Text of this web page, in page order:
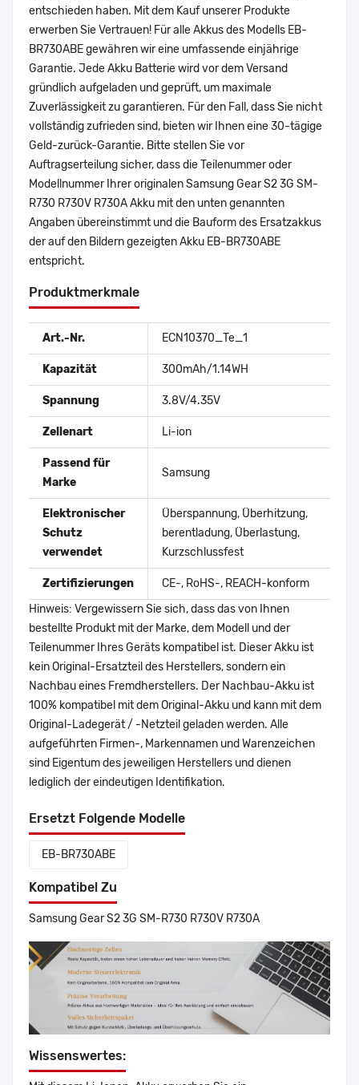
entschieden haben. Mit dem Kauf unserer Produkte
erwerben Sie Vertrauen! Für alle Akkus des Modells EB-
BR730ABE gewähren wir eine umfassende einjährige
Garantie. Jede Akku Batterie wird vor dem Versand
gründlich aufgeladen und geprüft, um maximale
Zuverlässigkeit zu garantieren. Für den Fall, dass Sie nicht
vollständig zufrieden sind, bieten wir Ihnen eine 30-tägige
Geld-zurück-Garantie. Bitte stellen Sie vor
Auftragserteilung sicher, dass die Teilenummer oder
Modellnummer Ihrer originalen Samsung Gear S2 3G SM-
R730 R730V R730A Akku mit den unten genannten
Angaben übereinstimmt und die Bauform des Ersatzakkus
der auf den Bildern gezeigten Akku EB-BR730ABE
entspricht.
Produktmerkmale
Art.-Nr. ECN10370_Te_1
Kapazität 300mAh/1.14WH
Spannung 3.8V/4.35V
Zellenart Li-ion
Passend für
Marke
Samsung
Elektronischer
Schutz
verwendet
Überspannung, Überhitzung,
berentladung, Überlastung,
Kurzschlussfest
Zertifizierungen
CE-, RoHS-, REACH-konform
Hinweis: Vergewissern Sie sich, dass das von Ihnen
bestellte Produkt mit der Marke, dem Modell und der
Teilenummer Ihres Geräts kompatibel ist. Dieser Akku ist
kein Original-Ersatzteil des Herstellers, sondern ein
Nachbau eines Fremdherstellers. Der Nachbau-Akku ist
100% kompatibel mit dem Original-Akku und kann mit dem
Original-Ladegerät / -Netzteil geladen werden. Alle
aufgeführten Firmen-, Markennamen und Warenzeichen
sind Eigentum des jeweiligen Herstellers und dienen
lediglich der eindeutigen Identifikation.
Ersetzt Folgende Modelle
EB-BR730ABE
Kompatibel Zu
Samsung Gear S2 3G SM-R730 R730V R730A
Wissenswertes: